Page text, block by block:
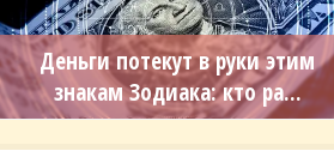
Деньги потекут в руки этим
знакам Зодиака: кто ра...